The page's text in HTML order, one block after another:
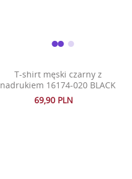
T-shirt męski czarny z
nadrukiem 16174-020 BLACK
69,90 PLN